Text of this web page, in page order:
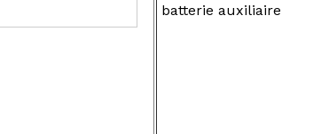
batterie auxiliaire